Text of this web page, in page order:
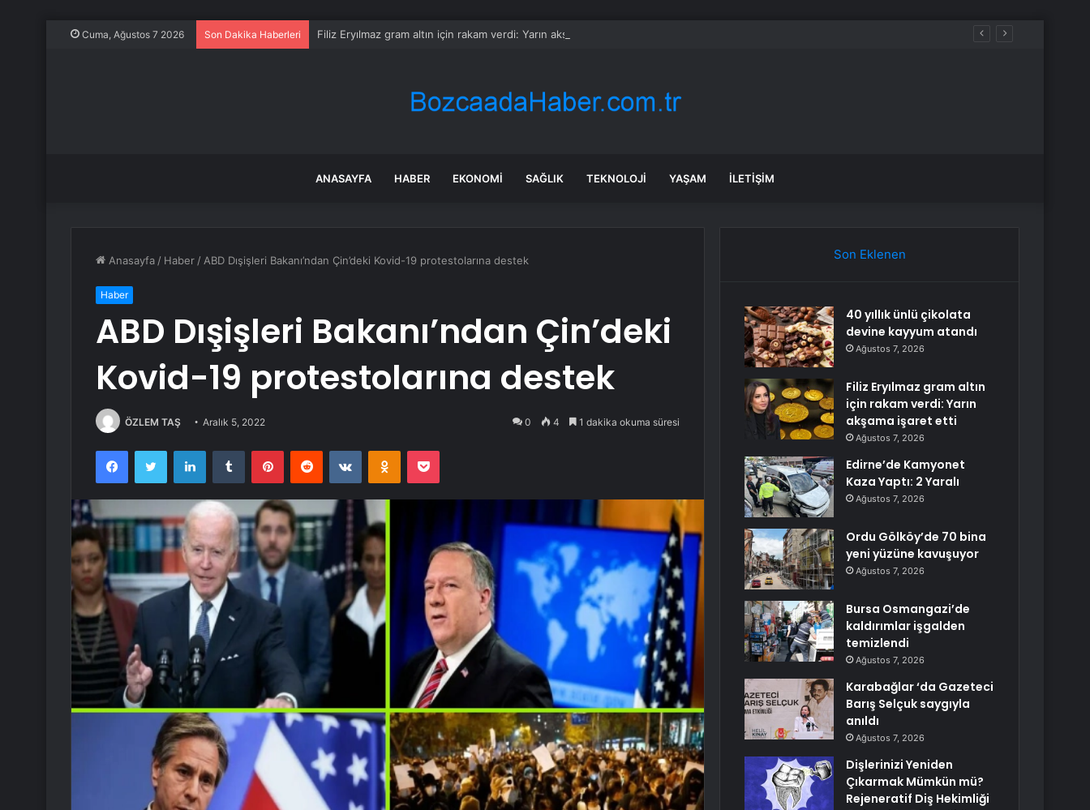
Cuma, Ağustos 7 2026 Son Dakika Haberleri Filiz Eryılmaz gram altın için rakam verdi: Yarın akşama işaret etti
ANASAYFA HABER EKONOMI SAĞLIK TEKNOLOJI YAŞAM İLETIŞIM
Anasayfa / Haber / ABD Dışişleri Bakanı’ndan Çin’deki Kovid-19 protestolarına destek
Haber
ABD Dışişleri Bakanı’ndan Çin’deki
Kovid-19 protestolarına destek
ÖZLEM TAŞ Aralık 5, 2022 0 4 1 dakika okuma süresi
FacebookTwitter LinkedInTumblr PinterestReddit VKontakteOdnoklassniki
Pocket
Son Eklenen
40 yıllık ünlü çikolata
devine kayyum atandı
Ağustos 7, 2026
Filiz Eryılmaz gram altın
için rakam verdi: Yarın
akşama işaret etti
Ağustos 7, 2026
Edirne’de Kamyonet
Kaza Yaptı: 2 Yaralı
Ağustos 7, 2026
Ordu Gölköy’de 70 bina
yeni yüzüne kavuşuyor
Ağustos 7, 2026
Bursa Osmangazi’de
kaldırımlar işgalden
temizlendi
Ağustos 7, 2026
Karabağlar ‘da Gazeteci
Barış Selçuk saygıyla
anıldı
Ağustos 7, 2026
Dişlerinizi Yeniden
Çıkarmak Mümkün mü?
Rejeneratif Diş Hekimliği